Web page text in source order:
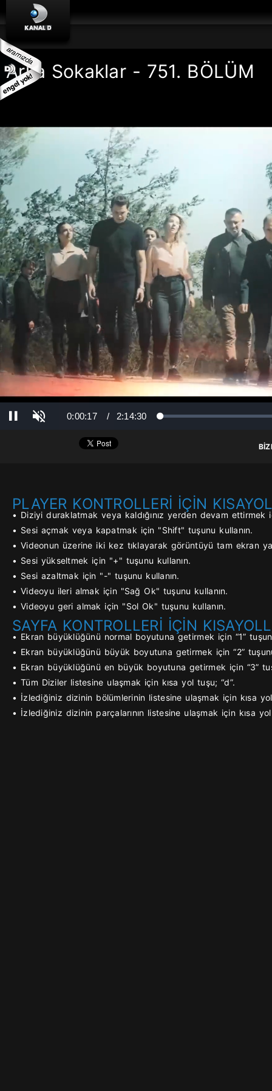
Arka Sokaklar - 751. BÖLÜM
Duraklat
Süre
0:00:17 / Toplam Süre
2:14:30 Yüklendi: 0%
Yükleniyor: 0%
PLAYER KONTROLLERİ İÇİN
• Diziyi duraklatmak veya kaldığınız yerden devam ettirmek
• Sesi açmak veya kapatmak için "Shift" tuşunu kullanın.
• Videonun üzerine iki kez tıklayarak görüntüyü tam ekran
• Sesi yükseltmek için "+" tuşunu kullanın.
• Sesi azaltmak için "-" tuşunu kullanın.
• Videoyu ileri almak için "Sağ Ok" tuşunu kullanın.
• Videoyu geri almak için "Sol Ok" tuşunu kullanın.
SAYFA KONTROLLERİ İÇİN
• Ekran büyüklüğünü normal boyutuna getirmek için “1”
• Ekran büyüklüğünü büyük boyutuna getirmek için “2”
• Ekran büyüklüğünü en büyük boyutuna getirmek için “3”
• Tüm Diziler listesine ulaşmak için kısa yol tuşu; “d”.
• İzlediğiniz dizinin bölümlerinin listesine ulaşmak için kısa
• İzlediğiniz dizinin parçalarının listesine ulaşmak için kısa